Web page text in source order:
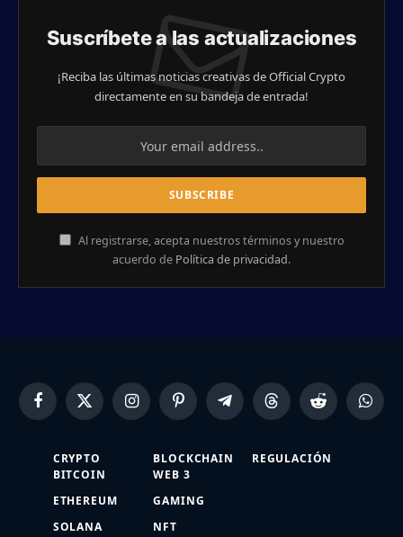
Suscríbete a las actualizaciones
¡Reciba las últimas noticias creativas de Official Crypto
directamente en su bandeja de entrada!
Al registrarse, acepta nuestros términos y nuestro
acuerdo de Política de privacidad.
FacebookX
(Twitter)
InstagramPinterestTelegramThreads Reddit
CRYPTO
BITCOIN
ETHEREUM
SOLANA
BLOCKCHAIN
WEB 3
GAMING
NFT
REGULACIÓN